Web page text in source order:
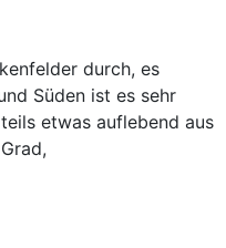
durch, es
Süden ist es sehr
etwas auflebend aus